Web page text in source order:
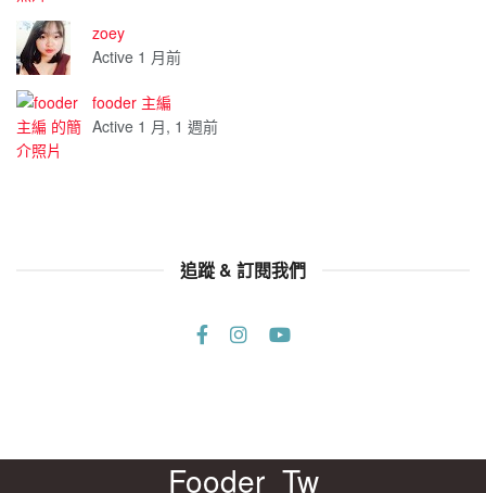
zoey
Active 1 月前
fooder 主編
Active 1 月, 1 週前
追蹤 & 訂閱我們
Fooder_Tw